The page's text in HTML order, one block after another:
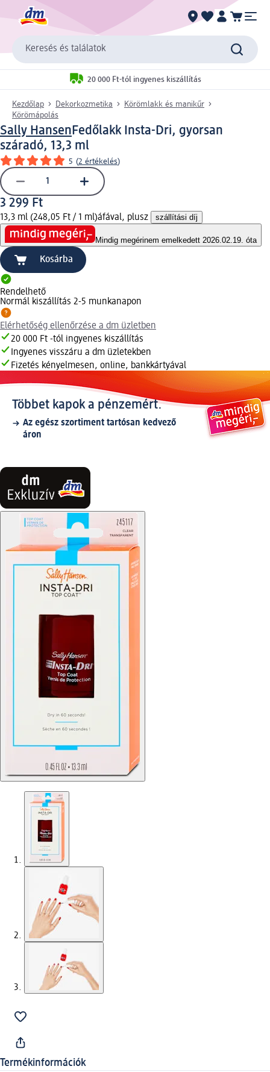
Keresés és találatok
20 000 Ft-tól ingyenes kiszállítás
Kezdőlap Dekorkozmetika
Körömlakk és manikűr
Körömápolás
Sally HansenFedőlakk Insta-Dri, gyorsan
száradó, 13,3 ml
5 (2 értékelés)
3 299 Ft
13,3 ml (248,05 Ft / 1 ml)áfával, plusz szállítási díj
Mindig megérinem emelkedett 2026.02.19. óta
Kosárba
Rendelhető
Normál kiszállítás 2-5 munkanapon
Elérhetőség ellenőrzése a dm üzletben
20 000 Ft -tól ingyenes kiszállítás
Ingyenes visszáru a dm üzletekben
Fizetés kényelmesen, online, bankkártyával
Többet kapok a pénzemért.
Az egész szortiment tartósan kedvező
áron
Termékinformációk